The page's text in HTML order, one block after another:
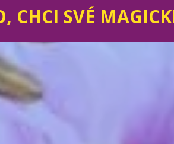
CHCI SVÉ